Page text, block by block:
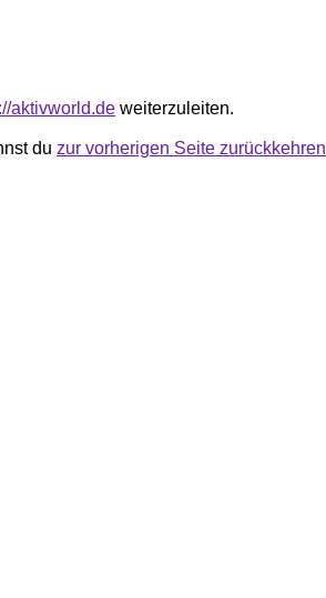
aktivworld.de weiterzuleiten.
du zur vorherigen Seite zurückkehren